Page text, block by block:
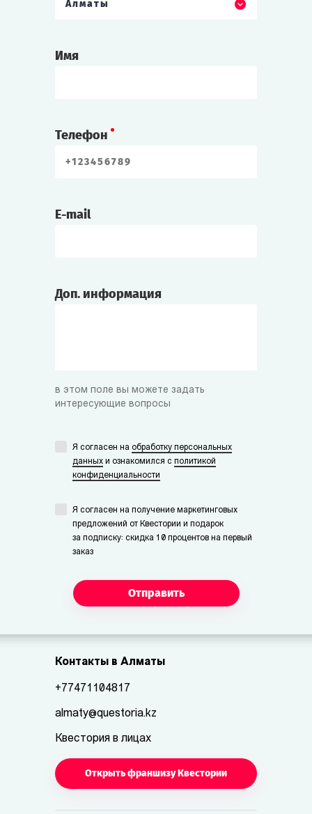
Алматы
Имя
Телефон
E-mail
Доп. информация
в этом поле вы можете задать
интересующие вопросы
Я согласен на обработку персональных
данных и ознакомился с политикой
конфиденциальности
Я согласен на получение маркетинговых
предложений от Квестории и подарок
за подписку: скидка 10 процентов на первый
заказ
Отправить
Контакты в Алматы
+77471104817
almaty@questoria.kz
Квестория в лицах
Открыть франшизу Квестории